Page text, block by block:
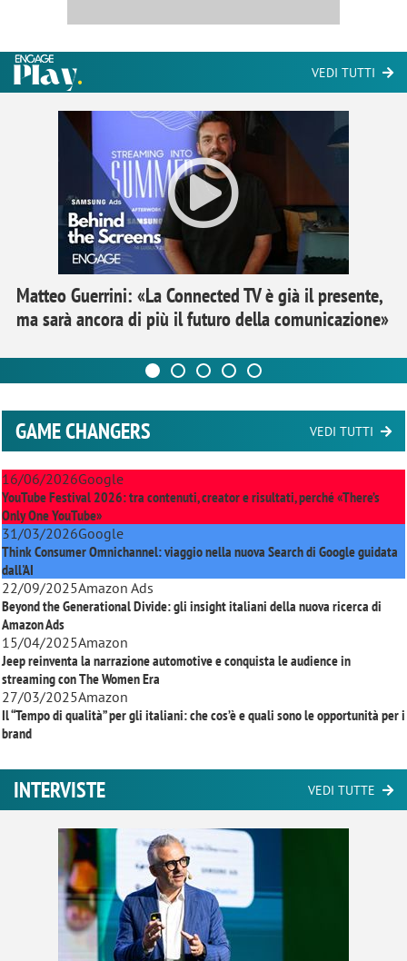
VEDI TUTTI
Matteo Guerrini: «La Connected TV è già il presente,
ma sarà ancora di più il futuro della comunicazione»
GAME CHANGERS VEDI TUTTI
16/06/2026Google
YouTube Festival 2026: tra contenuti, creator e risultati, perché «There’s
Only One YouTube»
31/03/2026Google
Think Consumer Omnichannel: viaggio nella nuova Search di Google guidata
dall'AI
22/09/2025Amazon Ads
Beyond the Generational Divide: gli insight italiani della nuova ricerca di
Amazon Ads
15/04/2025Amazon
Jeep reinventa la narrazione automotive e conquista le audience in
streaming conThe Women Era
27/03/2025Amazon
Il “Tempo di qualità” per gli italiani: che cos’è e quali sono le opportunità per i
brand
INTERVISTE VEDI TUTTE